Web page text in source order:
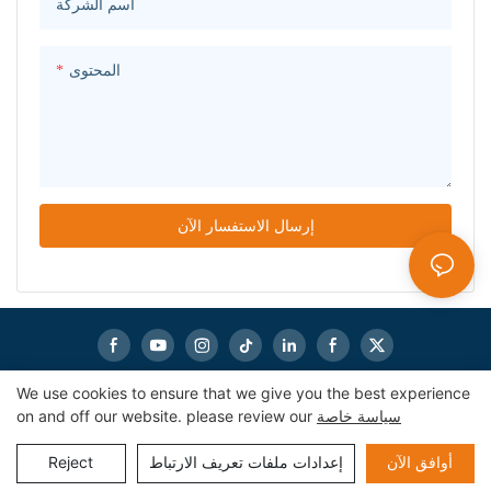
اسم الشركة
المحتوى
إرسال الاستفسار الآن
حقوق النشر © 2024eworldmachinery.com|
Pريفاسي Pأوليسي
We use cookies to ensure that we give you the best experience
on and off our website. please review our سياسة خاصة
Reject إعدادات ملفات تعريف الارتباط أوافق الآن